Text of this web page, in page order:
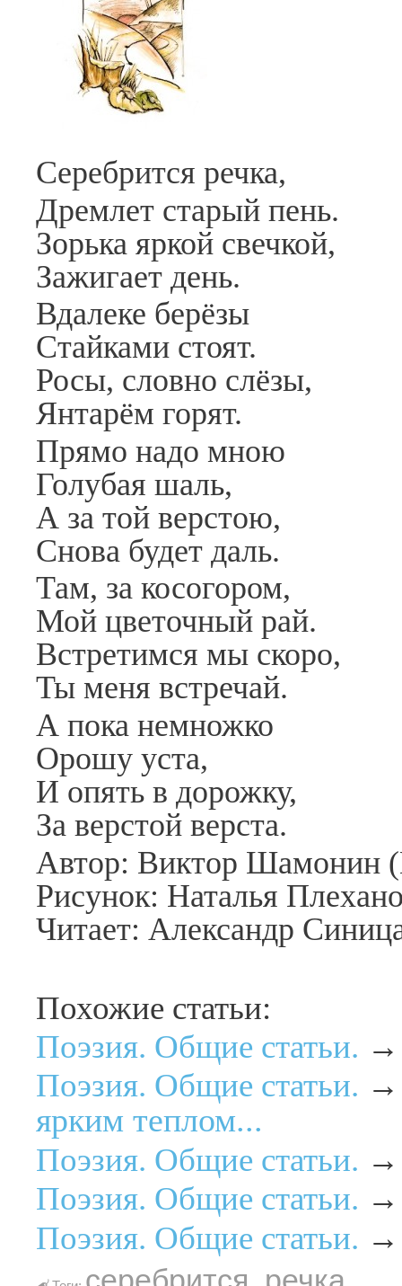
Серебрится речка,
Дремлет старый пень.
Зорька яркой свечкой,
Зажигает день.
Вдалеке берёзы
Стайками стоят.
Росы, словно слёзы,
Янтарём горят.
Прямо надо мною
Голубая шаль,
А за той верстою,
Снова будет даль.
Там, за косогором,
Мой цветочный рай.
Встретимся мы скоро,
Ты меня встречай.
А пока немножко
Орошу уста,
И опять в дорожку,
За верстой верста.
Автор: Виктор Шамонин
Рисунок: Наталья
Читает: Александр
Похожие статьи:
Поэзия. Общие статьи.
Поэзия. Общие статьи.
ярким теплом...
Поэзия. Общие статьи.
Поэзия. Общие статьи.
Поэзия. Общие статьи.